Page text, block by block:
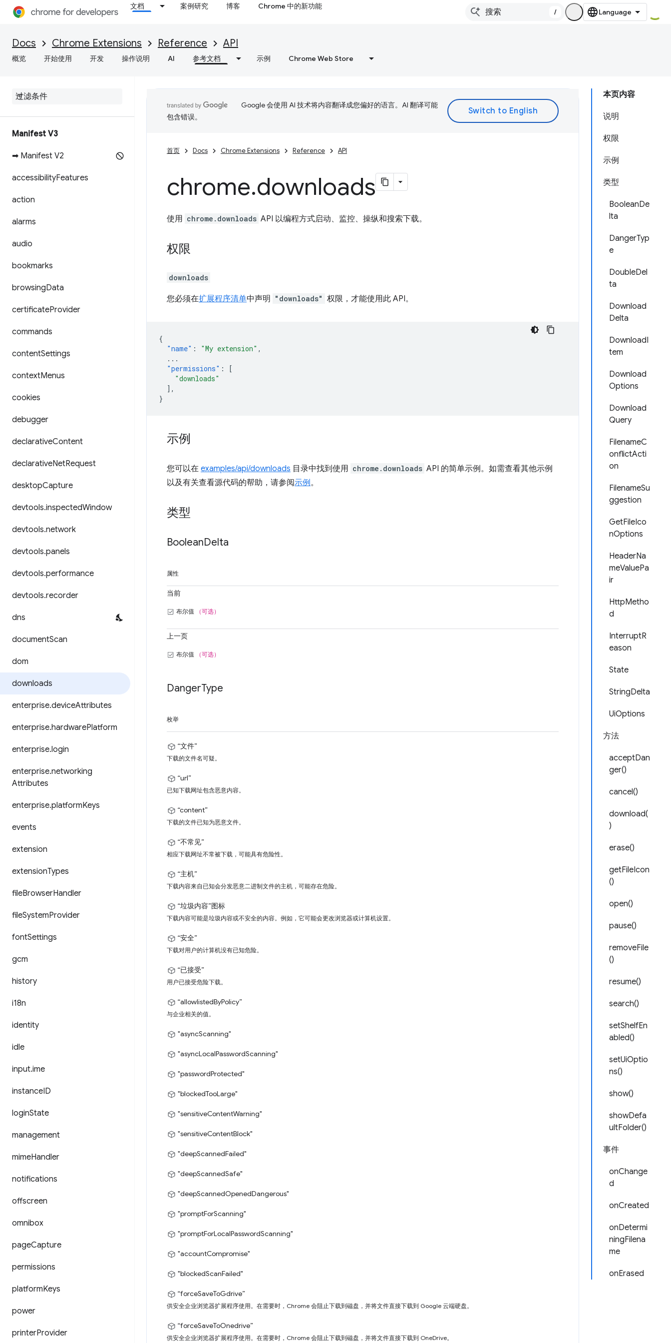
文档 案例研究 博客 Chrome 中的新功能
/
Docs Chrome Extensions Reference API
概览 开始使用 开发 操作说明 AI 参考文档 示例 Chrome Web Store
Manifest V3
➡ Manifest V2
accessibilityFeatures
action
alarms
audio
bookmarks
browsingData
certificateProvider
commands
contentSettings
contextMenus
cookies
debugger
declarativeContent
declarativeNetRequest
desktopCapture
devtools.inspectedWindow
devtools.network
devtools.panels
devtools.performance
devtools.recorder
dns
documentScan
dom
downloads
enterprise.deviceAttributes
enterprise.hardwarePlatform
enterprise.login
enterprise.networking
Attributes
enterprise.platformKeys
events
extension
extensionTypes
fileBrowserHandler
fileSystemProvider
fontSettings
gcm
history
i18n
identity
idle
input.ime
instanceID
loginState
management
mimeHandler
notifications
offscreen
omnibox
pageCapture
permissions
platformKeys
power
printerProvider
本页内容
说明
权限
示例
类型
BooleanDe
lta
DangerTyp
e
DoubleDel
ta
Download
Delta
DownloadI
tem
Download
Options
Download
Query
FilenameC
onflictActi
on
FilenameSu
ggestion
GetFileIco
nOptions
HeaderNa
meValuePa
ir
HttpMetho
d
InterruptR
eason
State
StringDelta
UiOptions
方法
acceptDan
ger()
cancel()
download(
)
erase()
getFileIcon
()
open()
pause()
removeFile
()
resume()
search()
setShelfEn
abled()
setUiOptio
ns()
show()
showDefa
ultFolder()
事件
onChange
d
onCreated
onDetermi
ningFilena
me
onErased
Google 会使用 AI 技术将内容翻译成您偏好的语言。AI 翻译可能
包含错误。
首页 Docs Chrome Extensions Reference API
chrome.downloads
使用 chrome.downloads API 以编程方式启动、监控、操纵和搜索下载。
权限
downloads
您必须在扩展程序清单中声明 "downloads" 权限，才能使用此 API。
{
"name" : "My extension" ,
...
"permissions" :
[
"downloads"
],
}
示例
您可以在 examples/api/downloads 目录中找到使用 chrome.downloads API 的简单示例。如需查看其他示例
以及有关查看源代码的帮助，请参阅示例。
类型
BooleanDelta
属性
当前
布尔值 （可选）
上一页
布尔值 （可选）
DangerType
枚举
“文件”
下载的文件名可疑。
“url”
已知下载网址包含恶意内容。
“content”
下载的文件已知为恶意文件。
“不常见”
相应下载网址不常被下载，可能具有危险性。
“主机”
下载内容来自已知会分发恶意二进制文件的主机，可能存在危险。
“垃圾内容”图标
下载内容可能是垃圾内容或不安全的内容。例如，它可能会更改浏览器或计算机设置。
“安全”
下载对用户的计算机没有已知危险。
“已接受”
用户已接受危险下载。
“allowlistedByPolicy”
与企业相关的值。
"asyncScanning"
"asyncLocalPasswordScanning"
"passwordProtected"
"blockedTooLarge"
"sensitiveContentWarning"
"sensitiveContentBlock"
"deepScannedFailed"
"deepScannedSafe"
"deepScannedOpenedDangerous"
"promptForScanning"
"promptForLocalPasswordScanning"
"accountCompromise"
"blockedScanFailed"
“forceSaveToGdrive”
供安全企业浏览器扩展程序使用。在需要时，Chrome 会阻止下载到磁盘，并将文件直接下载到 Google 云端硬盘。
“forceSaveToOnedrive”
供安全企业浏览器扩展程序使用。在需要时，Chrome 会阻止下载到磁盘，并将文件直接下载到 OneDrive。